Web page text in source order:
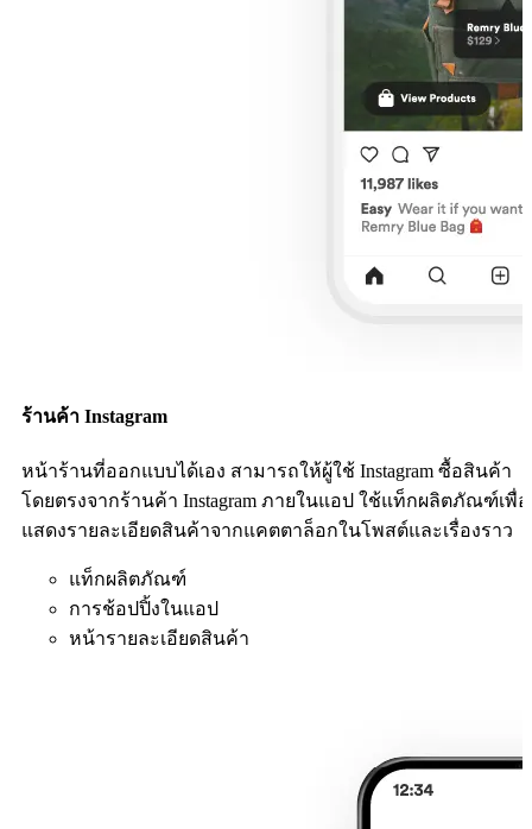
ร้านค้า Instagram
หน้าร้านที่ออกแบบได้เอง สามารถให้ผู้ใช้ Instagram ซื้อสินค้า
โดยตรงจากร้านค้า Instagram ภายในแอป ใช้แท็กผลิตภัณฑ์เพื่อ
แสดงรายละเอียดสินค้าจากแคตตาล็อกในโพสต์และเรื่องราว
แท็กผลิตภัณฑ์
การช้อปปิ้งในแอป
หน้ารายละเอียดสินค้า